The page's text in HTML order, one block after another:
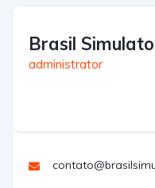
Brasil
administrator